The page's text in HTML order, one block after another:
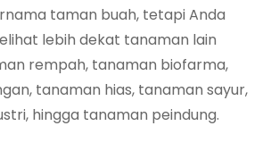
taman buah, tetapi Anda
lebih dekat tanaman lain
rempah, tanaman biofarma,
tanaman hias, tanaman sayur,
hingga tanaman peindung.